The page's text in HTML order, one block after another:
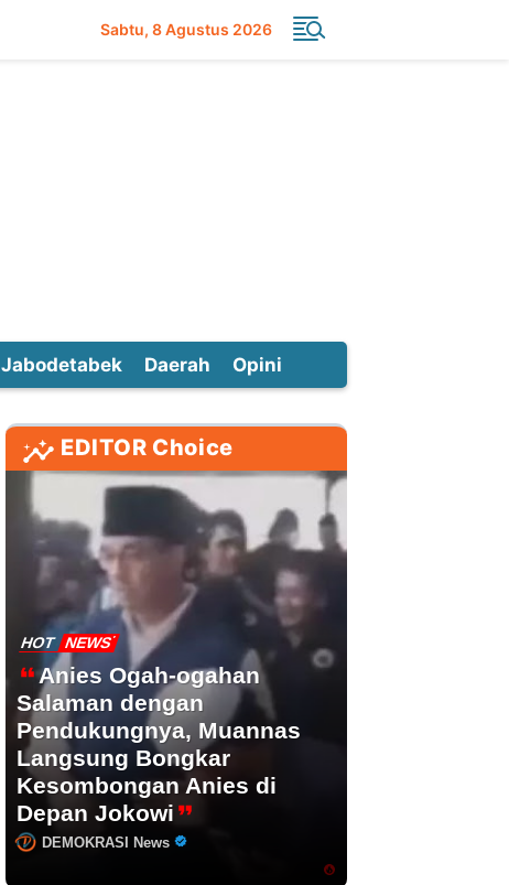
Sabtu 8 Agustus 2026
Jabodetabek Daerah Opini
EDITOR Choice
HOT NEWS
Anies Ogah-ogahan
Salaman dengan
Pendukungnya, Muannas
Langsung Bongkar
Kesombongan Anies di
Depan Jokowi
DEMOKRASI News